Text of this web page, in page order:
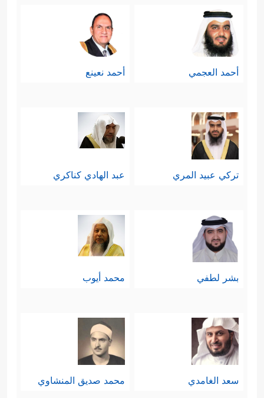
أحمد العجمي أحمد نعينع
تركي عبيد المري عبد الهادي كناكري
بشر لطفي محمد أيوب
سعد الغامدي محمد صديق المنشاوي